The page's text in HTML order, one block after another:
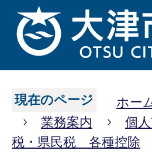
現在のページ ホー
業務案内
個
税・県民税 各種控除